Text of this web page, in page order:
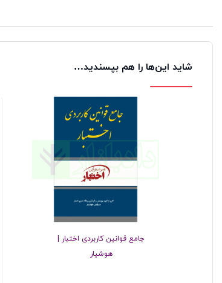
شاید این‌ها را هم بپسندید…
جامع قوانین کاربردی اختبار |
هوشیار